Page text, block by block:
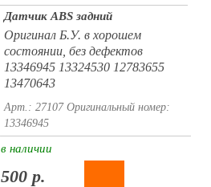
Датчик ABS задний
Оригинал Б.У. в хорошем
состоянии, без дефектов
13346945 13324530 12783655
13470643
Арт.: 27107 Оригинальный номер:
13346945
в наличии
500 р.